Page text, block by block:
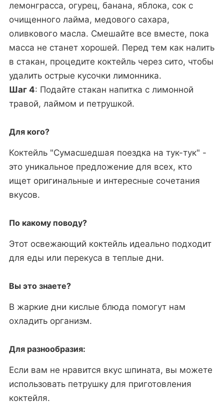
лемонграсса, огурец, банана, яблока, сок с
очищенного лайма, медового сахара,
оливкового масла. Смешайте все вместе, пока
масса не станет хорошей. Перед тем как налить
в стакан, процедите коктейль через сито, чтобы
удалить острые кусочки лимонника.
Шаг 4: Подайте стакан напитка с лимонной
травой, лаймом и петрушкой.
Для кого?
Коктейль "Сумасшедшая поездка на тук-тук" -
это уникальное предложение для всех, кто
ищет оригинальные и интересные сочетания
вкусов.
По какому поводу?
Этот освежающий коктейль идеально подходит
для еды или перекуса в теплые дни.
Вы это знаете?
В жаркие дни кислые блюда помогут нам
охладить организм.
Для разнообразия:
Если вам не нравится вкус шпината, вы можете
использовать петрушку для приготовления
коктейля.